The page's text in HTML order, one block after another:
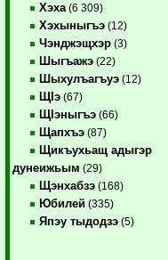
Хэха (6 309)
Хэхыныгъэ (12)
Чэнджэщхэр (3)
Шыгъажэ (22)
Шыхулъагъуэ (12)
ЩIэ (67)
ЩIэныгъэ (66)
Щапхъэ (87)
Щикъухьащ адыгэр
дунеижьым (29)
Щэнхабзэ (168)
Юбилей (335)
Япэу тыдодзэ (5)